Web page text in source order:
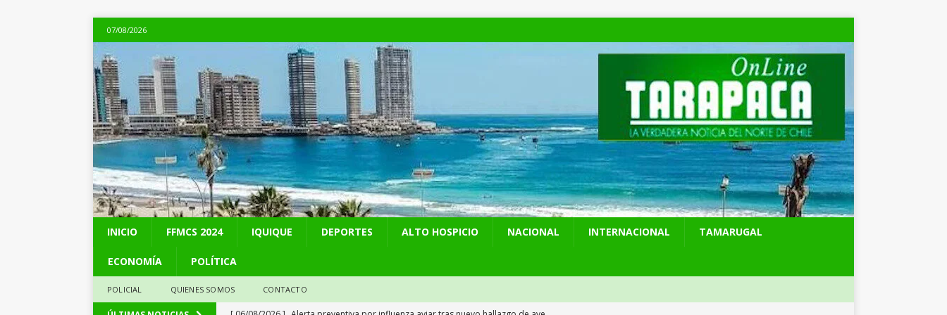
07/08/2026
INICIO FFMCS 2024 IQUIQUE DEPORTES ALTO HOSPICIO NACIONAL INTERNACIONAL TAMARUGAL
ECONOMÍA POLÍTICA
POLICIAL QUIENES SOMOS CONTACTO